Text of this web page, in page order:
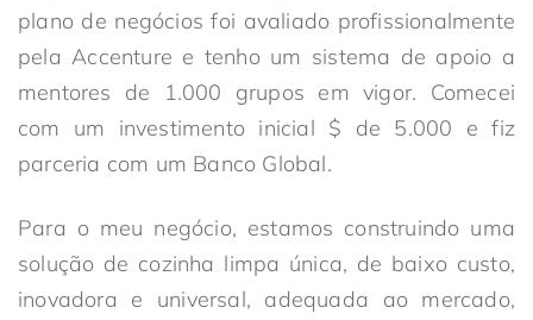
plano de negócios foi avaliado profissionalmente
pela Accenture e tenho um sistema de apoio a
mentores de 1.000 grupos em vigor. Comecei
com um investimento inicial $ de 5.000 e fiz
parceria com um Banco Global.
Para o meu negócio, estamos construindo uma
solução de cozinha limpa única, de baixo custo,
inovadora e universal, adequada ao mercado,